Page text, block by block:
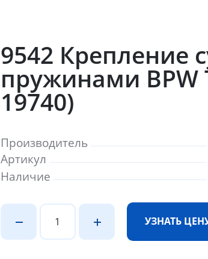
9542 Крепление
пружинами BPW
19740)
Производитель
Артикул
Наличие
УЗНАТЬ